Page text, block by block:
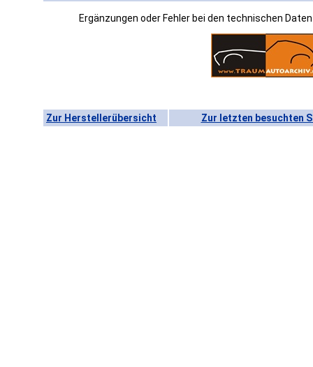
Ergänzungen oder Fehler bei den technischen
Zur Herstellerübersicht Zur letzten besuchten